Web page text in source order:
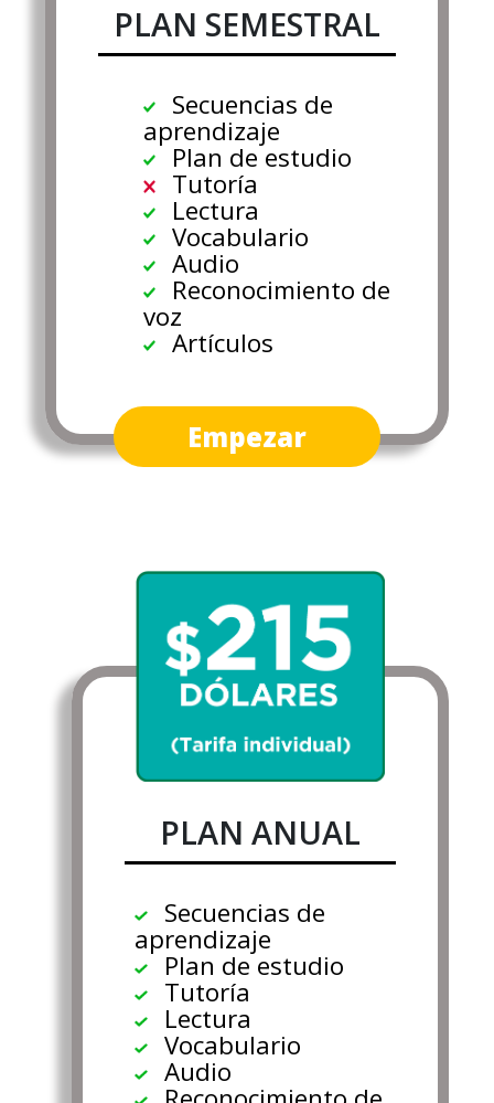
PLAN SEMESTRAL
Secuencias de
aprendizaje
Plan de estudio
Tutoría
Lectura
Vocabulario
Audio
Reconocimiento de
voz
Artículos
Empezar
PLAN ANUAL
Secuencias de
aprendizaje
Plan de estudio
Tutoría
Lectura
Vocabulario
Audio